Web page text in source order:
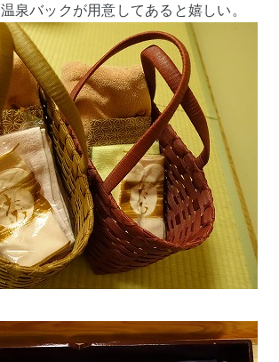
泉バックが用意してあると嬉しい。